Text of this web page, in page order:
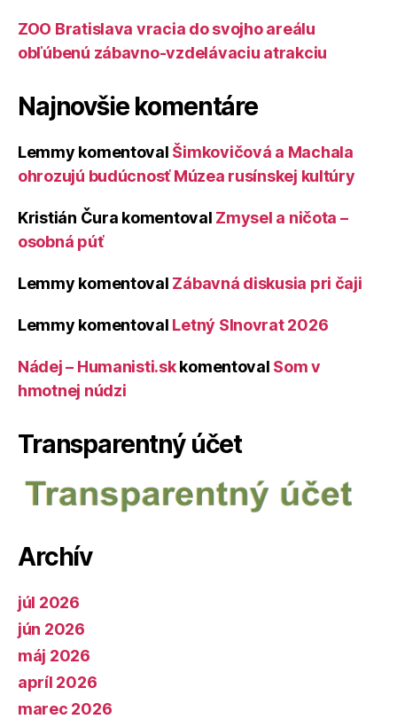
ZOO Bratislava vracia do svojho areálu
obľúbenú zábavno-vzdelávaciu atrakciu
Najnovšie komentáre
Lemmy komentoval Šimkovičová a Machala
ohrozujú budúcnosť Múzea rusínskej kultúry
Kristián Čura komentoval Zmysel a ničota –
osobná púť
Lemmy komentoval Zábavná diskusia pri čaji
Lemmy komentoval Letný Slnovrat 2026
Nádej – Humanisti.skkomentoval Som v
hmotnej núdzi
Transparentný účet
Archív
júl 2026
jún 2026
máj 2026
apríl 2026
marec 2026